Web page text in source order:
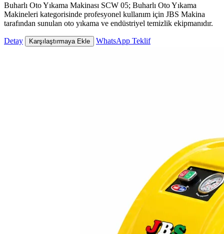
Buharlı Oto Yıkama Makinası SCW 05; Buharlı Oto Yıkama
Makineleri kategorisinde profesyonel kullanım için JBS Makina
tarafından sunulan oto yıkama ve endüstriyel temizlik ekipmanıdır.
Detay Karşılaştırmaya Ekle WhatsApp Teklif